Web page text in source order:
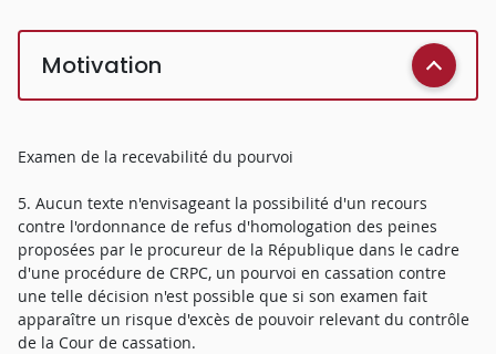
Motivation
Examen de la recevabilité du pourvoi
5. Aucun texte n'envisageant la possibilité d'un recours
contre l'ordonnance de refus d'homologation des peines
proposées par le procureur de la République dans le cadre
d'une procédure de CRPC, un pourvoi en cassation contre
une telle décision n'est possible que si son examen fait
apparaître un risque d'excès de pouvoir relevant du contrôle
de la Cour de cassation.